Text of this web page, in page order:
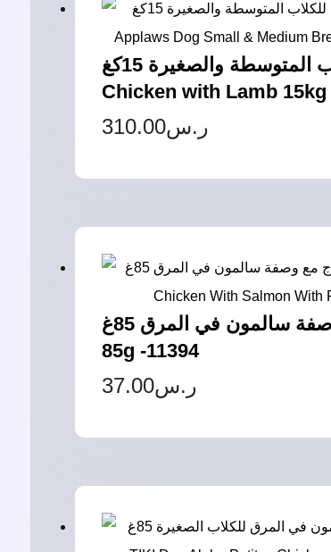
أبلاوز جاف بالدجاج مع اللحم الضان للكلاب المتوسطة والصغيرة 15كغ – Applaws Dog Small & Medium Breed Dry
Chicken with Lamb 15kg
ر.س310.00
تيكي دوج ميتي دجاج مع وصفة سالمون في المرق 85غ – Tiki Dog Meaty Chicken With Salmon With Recipe In Broth
85g -11394
ر.س37.00